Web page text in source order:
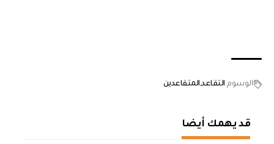
الوسوم التقاعد المتقاعدين
قد يهمك أيضا